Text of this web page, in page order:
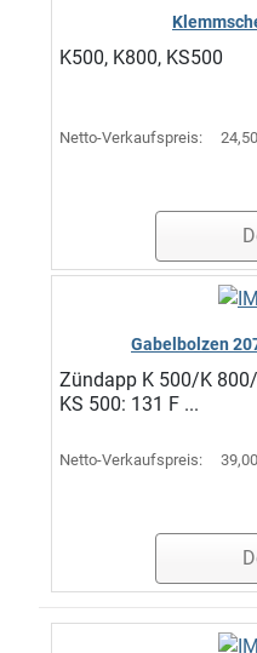
K500, K800, KS500
Netto-Verkaufspreis:
Gabelbolzen
Zündapp K 500/K
KS 500: 131 F ...
Netto-Verkaufspreis: